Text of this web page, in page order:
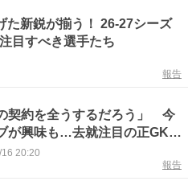
た新鋭が揃う！ 26-27シーズ
目すべき選手たち
報告
契約を全うするだろう」 今
が興味も…去就注目の正GKレ
み
16 20:20
報告